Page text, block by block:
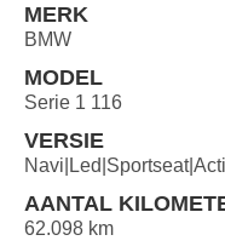
MERK
BMW
MODEL
Serie 1 116
VERSIE
AANTAL
62.098 km